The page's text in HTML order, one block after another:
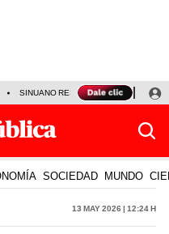
SINUANO RESULTADOS HOY
SOCIEDAD MUNDO
13 May 2026 | 12:24 h